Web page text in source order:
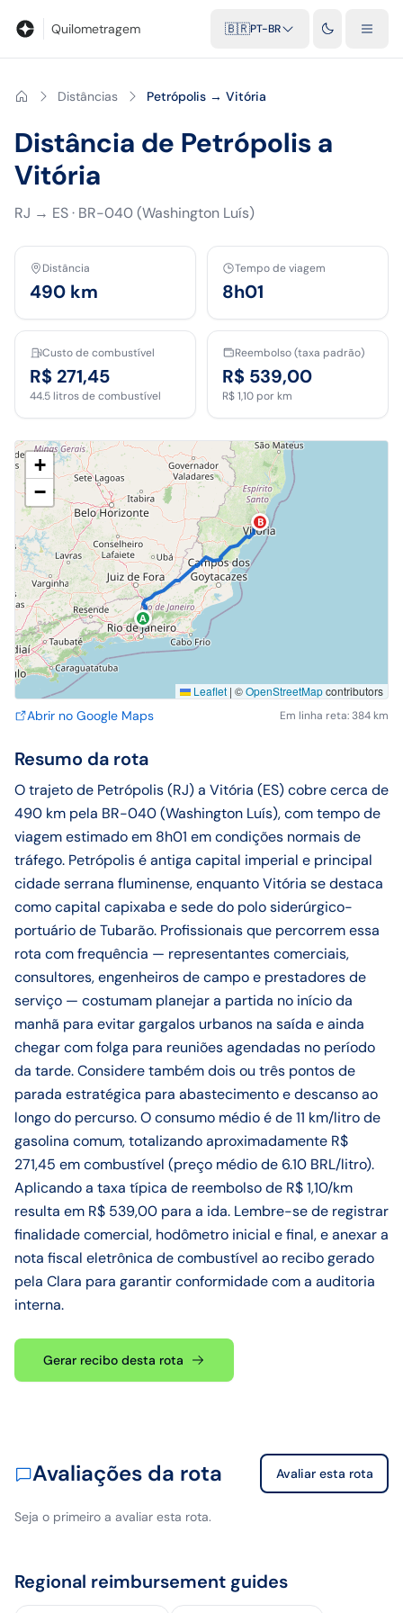
Quilometragem 🇧🇷PT-BR
Distâncias Petrópolis → Vitória
Distância de Petrópolis a
Vitória
RJ → ES· BR-040 (Washington Luís)
Distância
490 km
Tempo de viagem
8h01
Custo de combustível
R$ 271,45
44.5 litros de combustível
Reembolso (taxa padrão)
R$ 539,00
R$ 1,10 por km
A
B
+
−
Leaflet | ©OpenStreetMapcontributors
Abrir no Google Maps Em linha reta: 384 km
Resumo da rota
O trajeto de Petrópolis (RJ) a Vitória (ES) cobre cerca de
490 km pela BR-040 (Washington Luís), com tempo de
viagem estimado em 8h01 em condições normais de
tráfego. Petrópolis é antiga capital imperial e principal
cidade serrana fluminense, enquanto Vitória se destaca
como capital capixaba e sede do polo siderúrgico-
portuário de Tubarão. Profissionais que percorrem essa
rota com frequência — representantes comerciais,
consultores, engenheiros de campo e prestadores de
serviço — costumam planejar a partida no início da
manhã para evitar gargalos urbanos na saída e ainda
chegar com folga para reuniões agendadas no período
da tarde. Considere também dois ou três pontos de
parada estratégica para abastecimento e descanso ao
longo do percurso. O consumo médio é de 11 km/litro de
gasolina comum, totalizando aproximadamente R$
271,45 em combustível (preço médio de 6.10 BRL/litro).
Aplicando a taxa típica de reembolso de R$ 1,10/km
resulta em R$ 539,00 para a ida. Lembre-se de registrar
finalidade comercial, hodômetro inicial e final, e anexar a
nota fiscal eletrônica de combustível ao recibo gerado
pela Clara para garantir conformidade com a auditoria
interna.
Gerar recibo desta rota
Avaliações da rota Avaliar esta rota
Seja o primeiro a avaliar esta rota.
Regional reimbursement guides